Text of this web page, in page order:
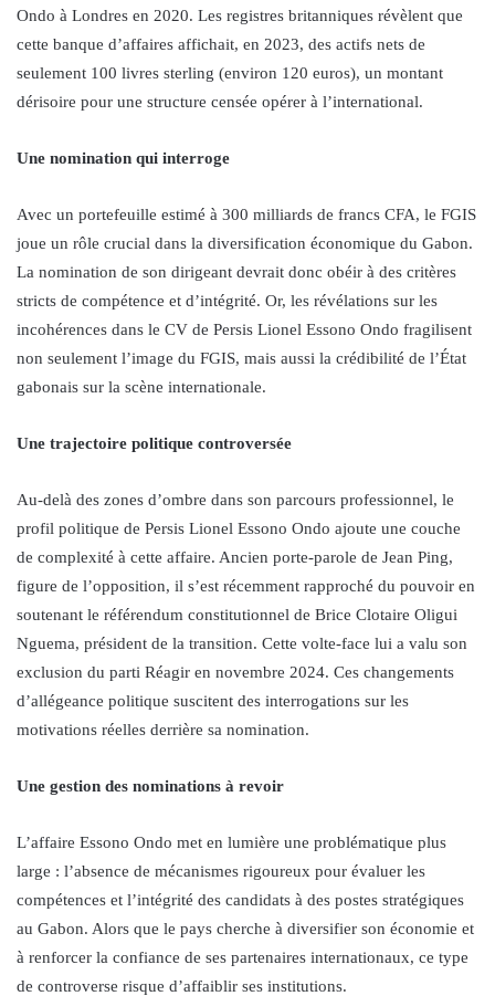
Ondo à Londres en 2020. Les registres britanniques révèlent que
cette banque d’affaires affichait, en 2023, des actifs nets de
seulement 100 livres sterling (environ 120 euros), un montant
dérisoire pour une structure censée opérer à l’international.
Une nomination qui interroge
Avec un portefeuille estimé à 300 milliards de francs CFA, le FGIS
joue un rôle crucial dans la diversification économique du Gabon.
La nomination de son dirigeant devrait donc obéir à des critères
stricts de compétence et d’intégrité. Or, les révélations sur les
incohérences dans le CV de Persis Lionel Essono Ondo fragilisent
non seulement l’image du FGIS, mais aussi la crédibilité de l’État
gabonais sur la scène internationale.
Une trajectoire politique controversée
Au-delà des zones d’ombre dans son parcours professionnel, le
profil politique de Persis Lionel Essono Ondo ajoute une couche
de complexité à cette affaire. Ancien porte-parole de Jean Ping,
figure de l’opposition, il s’est récemment rapproché du pouvoir en
soutenant le référendum constitutionnel de Brice Clotaire Oligui
Nguema, président de la transition. Cette volte-face lui a valu son
exclusion du parti Réagir en novembre 2024. Ces changements
d’allégeance politique suscitent des interrogations sur les
motivations réelles derrière sa nomination.
Une gestion des nominations à revoir
L’affaire Essono Ondo met en lumière une problématique plus
large : l’absence de mécanismes rigoureux pour évaluer les
compétences et l’intégrité des candidats à des postes stratégiques
au Gabon. Alors que le pays cherche à diversifier son économie et
à renforcer la confiance de ses partenaires internationaux, ce type
de controverse risque d’affaiblir ses institutions.